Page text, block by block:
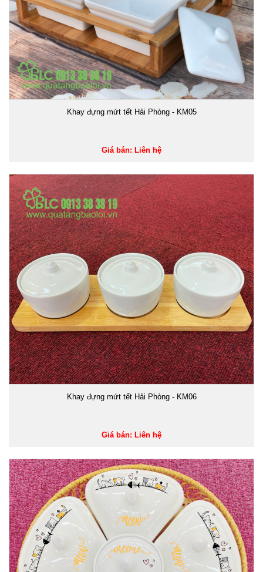
Khay đựng mứt tết Hải Phòng - KM05
Giá bán: Liên hệ
Khay đựng mứt tết Hải Phòng - KM06
Giá bán: Liên hệ